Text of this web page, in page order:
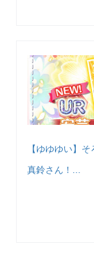
【ゆゆゆい】
真鈴さん！...